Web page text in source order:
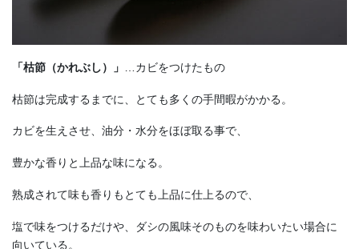
「枯節（かれぶし）」 …カビをつけたもの
枯節は完成するまでに、とても多くの手間暇がかかる。
カビを生えさせ、油分・水分をほぼ取る事で、
豊かな香りと上品な味になる。
熟成されて味も香りもとても上品に仕上るので、
塩で味をつけるだけや、ダシの風味そのものを味わいたい場合に
向いている。